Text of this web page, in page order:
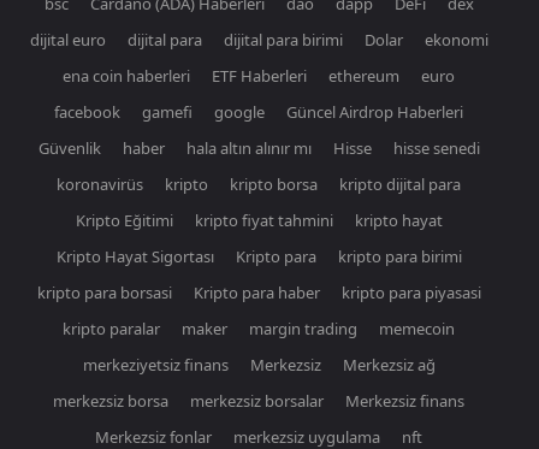
dijital euro
dijital para dijital para birimi Dolar
ekonomi
ena coin haberleri
ETF Haberleri ethereum
euro
facebook
gamefi google
Güncel Airdrop Haberleri
Güvenlik
haber hala altın alınır mı Hisse
hisse senedi
koronavirüs
kripto kripto borsa
kripto dijital para
Kripto Eğitimi
kripto fiyat tahmini
kripto hayat
Kripto Hayat Sigortası
Kripto para
kripto para birimi
kripto para borsasi
Kripto para haber
kripto para piyasasi
kripto paralar
maker margin trading
memecoin
merkeziyetsiz finans
Merkezsiz
Merkezsiz ağ
merkezsiz borsa
merkezsiz borsalar
Merkezsiz finans
Merkezsiz fonlar
merkezsiz uygulama nft